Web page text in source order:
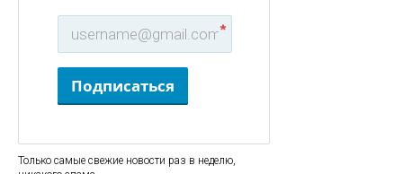
*
Подписаться
Только самые свежие новости раз в неделю,